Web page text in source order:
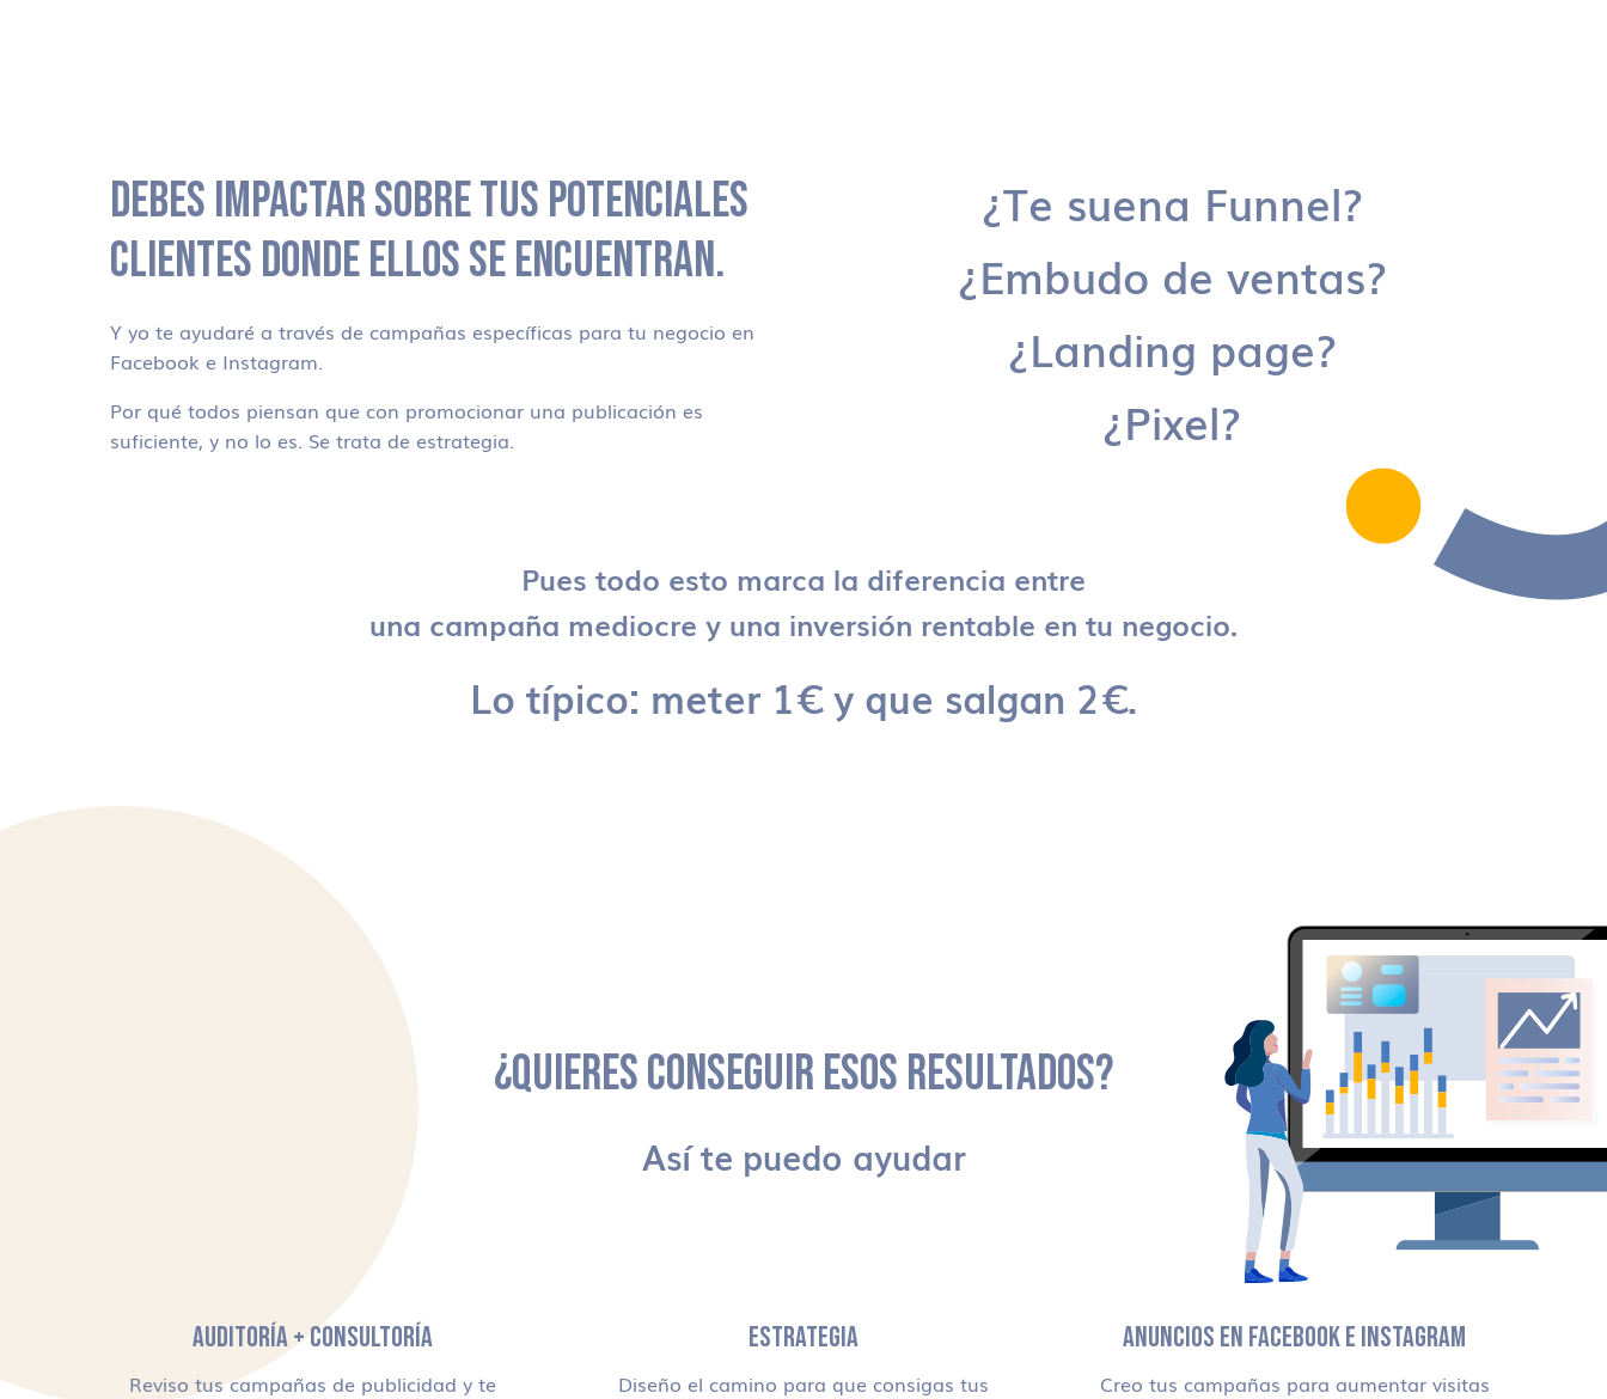
DEBES IMPACTAR SOBRE TUS POTENCIALES
CLIENTES DONDE ELLOS SE ENCUENTRAN.
Y yo te ayudaré a través de campañas específicas para tu negocio en
Facebook e Instagram.
Por qué todos piensan que con promocionar una publicación es
suficiente, y no lo es. Se trata de estrategia.
¿Te suena Funnel?
¿Embudo de ventas?
¿Landing page?
¿Pixel?
Pues todo esto marca la diferencia entre
una campaña mediocre y una inversión rentable en tu negocio.
Lo típico: meter 1€ y que salgan 2€.
¿QUIERES CONSEGUIR ESOS RESULTADOS?
Así te puedo ayudar
AUDITORÍA + CONSULTORÍA
Reviso tus campañas de publicidad y te
ESTRATEGIA
Diseño el camino para que consigas tus
ANUNCIOS EN FACEBOOK E INSTAGRAM
Creo tus campañas para aumentar visitas